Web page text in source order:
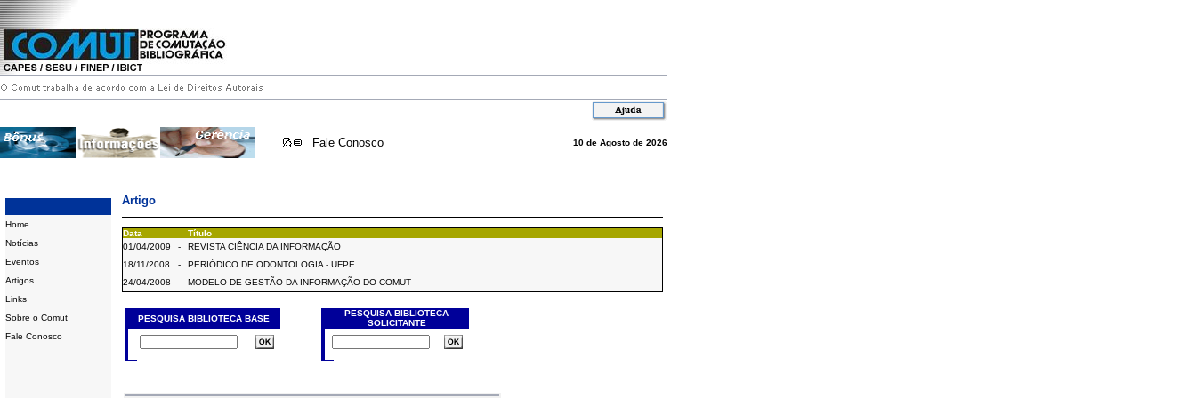
Fale Conosco 10 de Agosto de 2026
Home
Notícias
Eventos
Artigos
Links
Sobre o Comut
Fale Conosco
Artigo
Data
Título
01/04/2009
-
REVISTA CIÊNCIA DA INFORMAÇÃO
18/11/2008
-
PERIÓDICO DE ODONTOLOGIA - UFPE
24/04/2008
- MODELO DE GESTÃO DA INFORMAÇÃO DO COMUT
PESQUISA BIBLIOTECA BASE
PESQUISA BIBLIOTECA
SOLICITANTE